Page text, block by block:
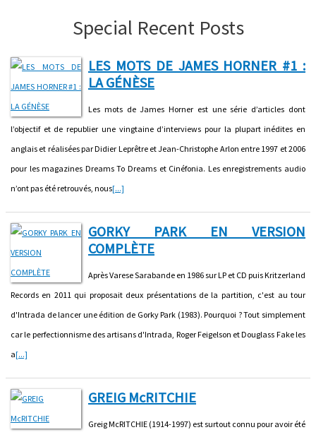
Special Recent Posts
LES MOTS DE JAMES HORNER #1 :
LA GÉNÈSE
Les mots de James Horner est une série d’articles dont
l’objectif et de republier une vingtaine d’interviews pour la plupart inédites en
anglais et réalisées par Didier Leprêtre et Jean-Christophe Arlon entre 1997 et 2006
pour les magazines Dreams To Dreams et Cinéfonia. Les enregistrements audio
n’ont pas été retrouvés, nous[...]
GORKY PARK EN VERSION
COMPLÈTE
Après Varese Sarabande en 1986 sur LP et CD puis Kritzerland
Records en 2011 qui proposait deux présentations de la partition, c'est au tour
d'Intrada de lancer une édition de Gorky Park (1983). Pourquoi ? Tout simplement
car le perfectionnisme des artisans d'Intrada, Roger Feigelson et Douglass Fake les
a[...]
GREIG McRITCHIE
Greig McRITCHIE (1914-1997) est surtout connu pour avoir été